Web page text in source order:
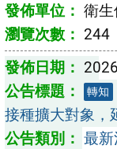
衛生
244
轉知
接種擴大對象，
最